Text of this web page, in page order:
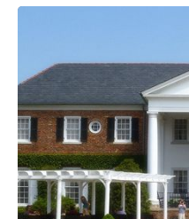
tijdens je bezoek aan